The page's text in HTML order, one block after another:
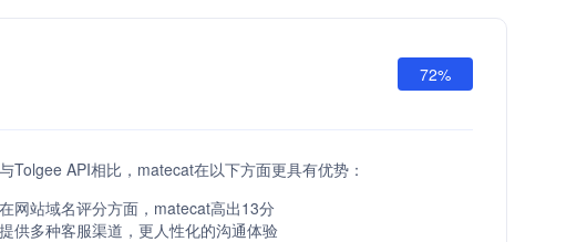
72%
与Tolgee API相比，matecat在以下方面更具有优势：
在网站域名评分方面，matecat高出13分
提供多种客服渠道，更人性化的沟通体验